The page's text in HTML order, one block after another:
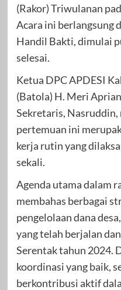
(Rakor) Triwulanan
Acara ini berlangsung
Handil Bakti, dimulai
selesai.
Ketua DPC APDESI
(Batola) H. Meri
Sekretaris, Nasruddin,
pertemuan ini
kerja rutin yang
sekali.
Agenda utama dalam
membahas berbagai
pengelolaan dana
yang telah berjalan
Serentak tahun 2024.
koordinasi yang baik,
berkontribusi aktif